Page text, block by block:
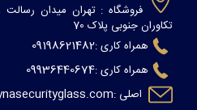
فروشگاه :تهران میدان رسالت
تکاوران جنوبی پلاک 70
همراه کاری :09198621482
همراه کاری :09936440674
اصلی :